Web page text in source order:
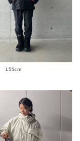
155cm